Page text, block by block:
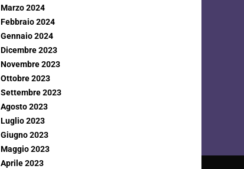
Marzo 2024
Febbraio 2024
Gennaio 2024
Dicembre 2023
Novembre 2023
Ottobre 2023
Settembre 2023
Agosto 2023
Luglio 2023
Giugno 2023
Maggio 2023
Aprile 2023